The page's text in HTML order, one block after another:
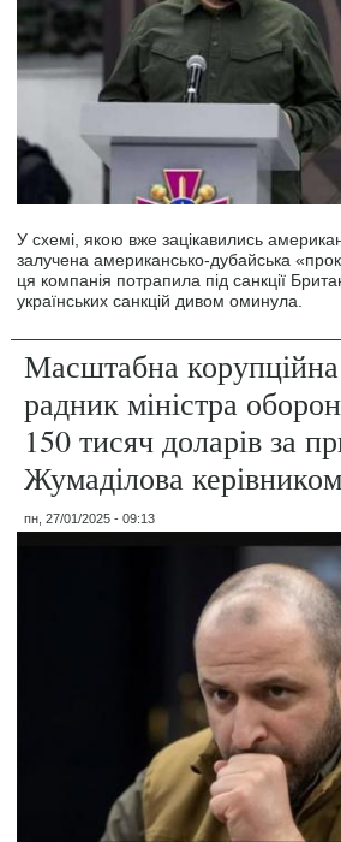
У схемі, якою вже зацікавились
залучена американсько-дубайська
ця компанія потрапила під санкції
українських санкцій дивом оминула.
Масштабна
радник міністра
150 тисяч доларів за
Жумаділова
пн, 27/01/2025 - 09:13